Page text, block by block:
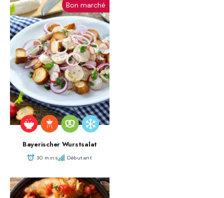
Bon marché
Bayerischer Wurstsalat
30 mins Débutant